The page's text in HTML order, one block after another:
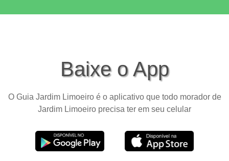
Baixe o App
O Guia Jardim Limoeiro é o aplicativo que todo morador de
Jardim Limoeiro precisa ter em seu celular